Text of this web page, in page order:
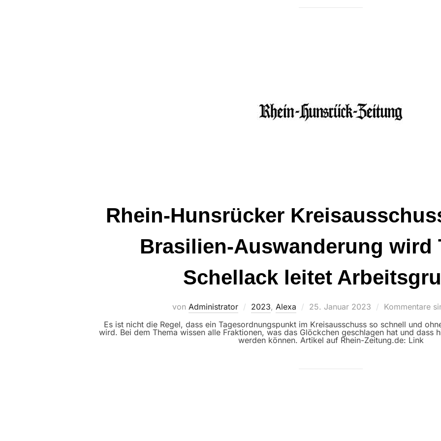
Rhein-Hunsrücker
Brasilien-Auswanderung wird
Schellack leitet
von Administrator 2023, Alexa
Veröffentlicht
25. Januar 2023
Kommentare
Es ist nicht die Regel, dass ein Tagesordnungspunkt im Kreisausschuss so schnell und
wird. Bei dem Thema wissen alle Fraktionen, was das Glöckchen geschlagen hat und dass
werden können. Artikel auf Rhein-Zeitung.de: Link